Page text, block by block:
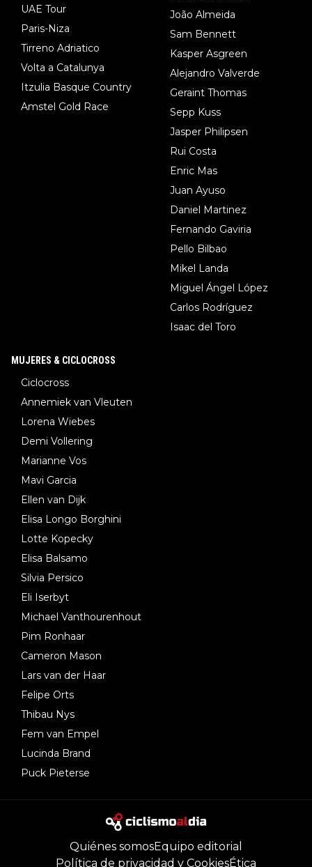
UAE Tour
Paris-Niza
Tirreno Adriatico
Volta a Catalunya
Itzulia Basque Country
Amstel Gold Race
João Almeida
Sam Bennett
Kasper Asgreen
Alejandro Valverde
Geraint Thomas
Sepp Kuss
Jasper Philipsen
Rui Costa
Enric Mas
Juan Ayuso
Daniel Martinez
Fernando Gaviria
Pello Bilbao
Mikel Landa
Miguel Ángel López
Carlos Rodríguez
Isaac del Toro
MUJERES & CICLOCROSS
Ciclocross
Annemiek van Vleuten
Lorena Wiebes
Demi Vollering
Marianne Vos
Mavi Garcia
Ellen van Dijk
Elisa Longo Borghini
Lotte Kopecky
Elisa Balsamo
Silvia Persico
Eli Iserbyt
Michael Vanthourenhout
Pim Ronhaar
Cameron Mason
Lars van der Haar
Felipe Orts
Thibau Nys
Fem van Empel
Lucinda Brand
Puck Pieterse
Quiénes somosEquipo editorial
Política de privacidad y CookiesÉtica